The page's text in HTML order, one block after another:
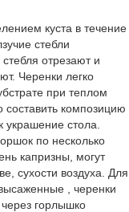
куста в течение
стебли
отрезают и
Черенки легко
при теплом
композицию
украшение стола.
по несколько
капризны, могут
сухости воздуха. Для
, черенки
горлышко